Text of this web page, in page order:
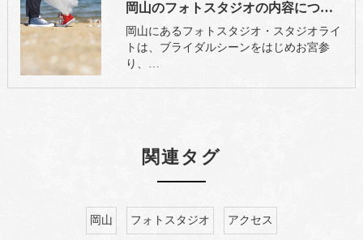
岡山のフォトスタジオの内容について
岡山にあるフォトスタジオ・スタジオライ
トは、ブライダルシーンをはじめお宮参
り、…
関連タグ
岡山 フォトスタジオ アクセス